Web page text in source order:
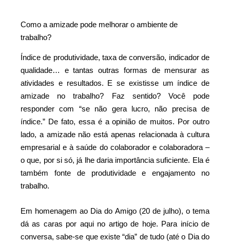
Como a amizade pode melhorar o ambiente de
trabalho?
Índice de produtividade, taxa de conversão, indicador de
qualidade… e tantas outras formas de mensurar as
atividades e resultados. E se existisse um índice de
amizade no trabalho? Faz sentido? Você pode
responder com “se não gera lucro, não precisa de
índice.” De fato, essa é a opinião de muitos. Por outro
lado, a amizade não está apenas relacionada à cultura
empresarial e à saúde do colaborador e colaboradora –
o que, por si só, já lhe daria importância suficiente. Ela é
também fonte de produtividade e engajamento no
trabalho.
Em homenagem ao Dia do Amigo (20 de julho), o tema
dá as caras por aqui no artigo de hoje. Para início de
conversa, sabe-se que existe “dia” de tudo (até o Dia do